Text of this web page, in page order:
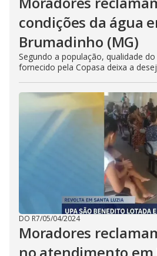
condições da água
Brumadinho (MG)
Segundo a população, qualidade
fornecido pela Copasa deixa a
DO R7/05/04/2024
Moradores